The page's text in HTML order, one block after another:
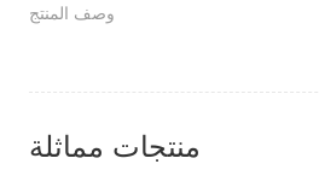
وصف المنتج
منتجات مماثلة